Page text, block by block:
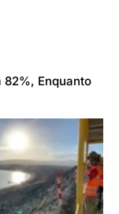
82%, Enquanto